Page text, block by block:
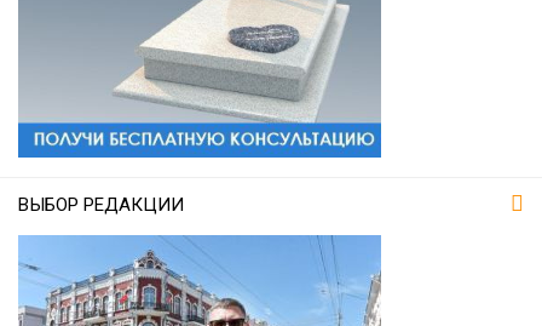
ВЫБОР РЕДАКЦИИ